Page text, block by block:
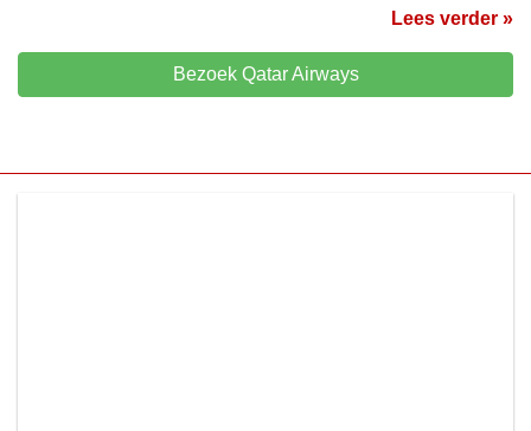
Lees verder »
Bezoek Qatar Airways